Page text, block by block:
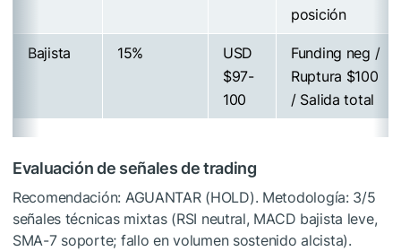
posición
Bajista 15%
USD
$97-
100
Funding neg /
Ruptura $100
/ Salida total
Evaluación de señales de trading
Recomendación: AGUANTAR (HOLD). Metodología: 3/5
señales técnicas mixtas (RSI neutral, MACD bajista leve,
SMA-7 soporte; fallo en volumen sostenido alcista).